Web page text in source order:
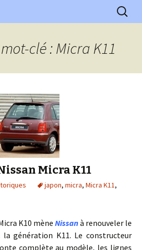
Ancienne
: articles, historiques
clé : Micra K11
Micra K11
japon, micra, Micra K11,
K10 mène Nissanà renouveler le
la génération K11. Le constructeur
complète au modèle, les lignes